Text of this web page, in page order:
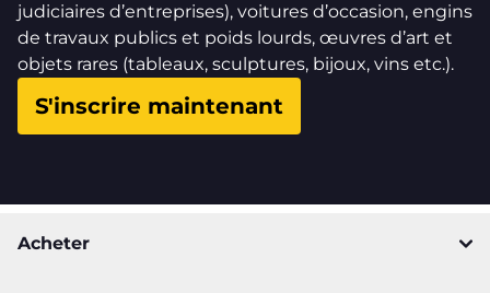
judiciaires d’entreprises), voitures d’occasion, engins
de travaux publics et poids lourds, œuvres d’art et
objets rares (tableaux, sculptures, bijoux, vins etc.).
S'inscrire maintenant
Acheter